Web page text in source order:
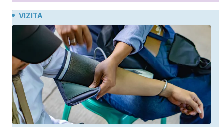
VIZITA